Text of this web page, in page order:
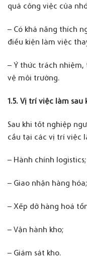
quả công việc của
– Có khả năng thích
điều kiện làm việc
– Ý thức trách
vệ môi trường.
1.5. Vị trí việc làm
Sau khi tốt nghiệp
cầu tại các vị trí việc
– Hành chính logistics;
– Giao nhận hàng hóa;
– Xếp dỡ hàng hoá
– Vận hành kho;
– Giám sát kho.